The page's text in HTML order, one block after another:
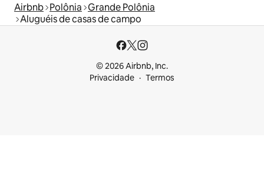
Airbnb Polônia Grande Polônia
Aluguéis de casas de campo
© 2026 Airbnb, Inc.
Privacidade
Termos